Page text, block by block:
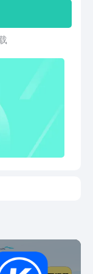
合并拼接多个
视频。合并压缩
视频剪辑&视频
要的长度，导
视频分割 拆分&
制作拼接视频。
，添加视频滤
速度。 调快视
减慢视频速